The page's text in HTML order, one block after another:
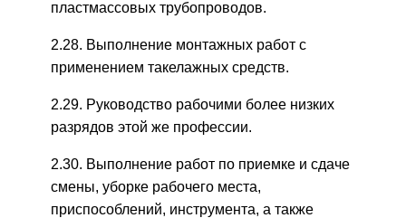
пластмассовых трубопроводов.
2.28. Выполнение монтажных работ с
применением такелажных средств.
2.29. Руководство рабочими более низких
разрядов этой же профессии.
2.30. Выполнение работ по приемке и сдаче
смены, уборке рабочего места,
приспособлений, инструмента, а также